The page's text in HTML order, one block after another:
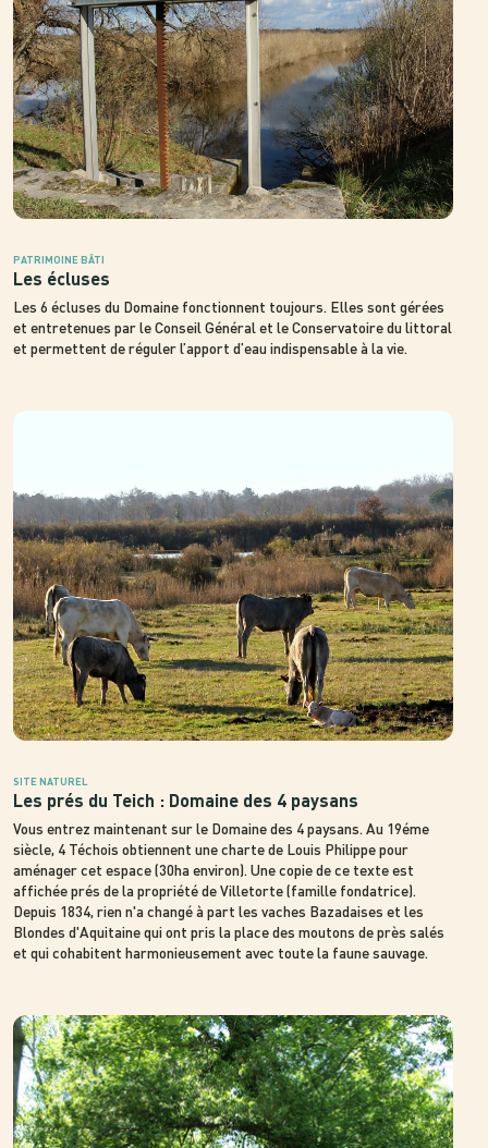
Les écluses
PATRIMOINE BÂTI
Les 6 écluses du Domaine fonctionnent toujours. Elles sont gérées
et entretenues par le Conseil Général et le Conservatoire du littoral
et permettent de réguler l’apport d’eau indispensable à la vie.
Les prés du Teich : Domaine des 4 paysans
SITE NATUREL
Vous entrez maintenant sur le Domaine des 4 paysans. Au 19éme
siècle, 4 Téchois obtiennent une charte de Louis Philippe pour
aménager cet espace (30ha environ). Une copie de ce texte est
affichée prés de la propriété de Villetorte (famille fondatrice).
Depuis 1834, rien n'a changé à part les vaches Bazadaises et les
Blondes d'Aquitaine qui ont pris la place des moutons de près salés
et qui cohabitent harmonieusement avec toute la faune sauvage.